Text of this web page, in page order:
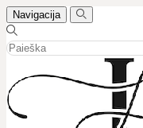
Navigacija